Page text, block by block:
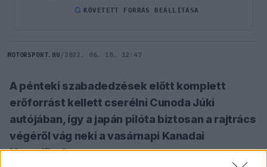
G KÖVETETT FORRÁS BEÁLLÍTÁSA
MOTORSPORT.HU / 2022. 06. 18. 12:47
A pénteki szabadedzések előtt komplett
erőforrást kellett cserélni Cunoda Júki
autójában, így a japán pilóta biztosan a rajtrács
végéről vág neki a vasárnapi Kanadai
Nagydíjnak.